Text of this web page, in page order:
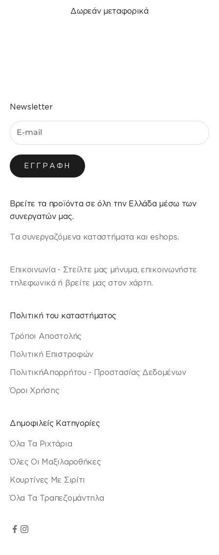
Δωρεάν μεταφορικά
Newsletter
ΕΓΓΡΑΦΉ
Βρείτε τα προϊόντα σε όλη την Ελλάδα μέσω των
συνεργατών μας.
Τα συνεργαζόμενα καταστήματα και eshops.
Επικοινωνία - Στείλτε μας μήνυμα, επικοινωνήστε
τηλεφωνικά ή βρείτε μας στον χάρτη.
Πολιτική του καταστήματος
Τρόποι Αποστολής
Πολιτική Επιστροφών
ΠολιτικήΑπορρήτου - Προστασίας Δεδομένων
Όροι Χρήσης
Δημοφιλείς Κατηγορίες
Όλα Τα Ριχτάρια
Όλες Οι Μαξιλαροθήκες
Κουρτίνες Με Σιρίτι
Όλα Τα Τραπεζομάντηλα